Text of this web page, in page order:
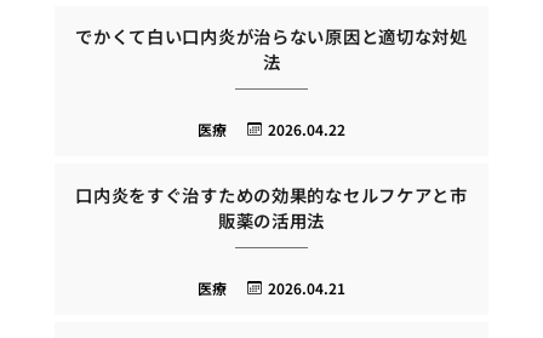
でかくて白い口内炎が治らない原因と適切な対処
法
2026.04.22
医療
口内炎をすぐ治すための効果的なセルフケアと市
販薬の活用法
2026.04.21
医療